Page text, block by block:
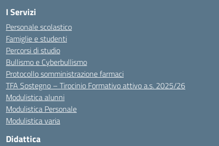
I Servizi
Personale scolastico
Famiglie e studenti
Percorsi di studio
Bullismo e Cyberbullismo
Protocollo somministrazione farmaci
TFA Sostegno – Tirocinio Formativo attivo a.s. 2025/26
Modulistica alunni
Modulistica Personale
Modulistica varia
Didattica